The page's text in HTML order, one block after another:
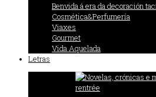
Benvida á era da decoración
Cosmética&Perfumería
Viaxes
Gourmet
Vida Aquelada
Letras